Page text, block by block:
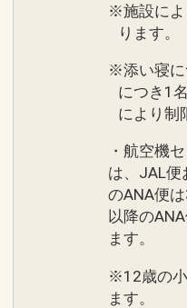
※施設によ
ります。
※添い寝に
につき1
により制
・航空機
は、JAL
のANA便
以降の
ます。
※12歳の
ます。